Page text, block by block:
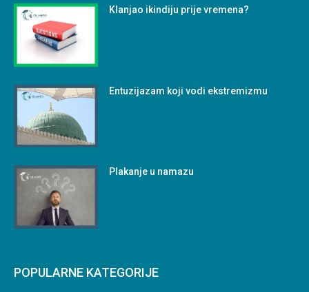
Klanjao ikindiju prije vremena?
Entuzijazam koji vodi ekstremizmu
Plakanje u namazu
POPULARNE KATEGORIJE